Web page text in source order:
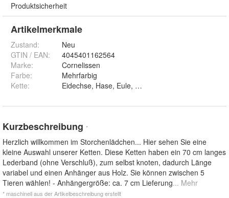
Produktsicherheit
Artikelmerkmale
Zustand:
Neu
GTIN / EAN:
4045401162564
Marke:
Cornelissen
Farbe:
Mehrfarbig
Kette:
Kurzbeschreibung *
Herzlich willkommen im Storchenlädchen... Hier sehen Sie eine
kleine Auswahl unserer Ketten. Diese Ketten haben ein 70 cm langes
Lederband (ohne Verschluß), zum selbst knoten, dadurch Länge
variabel und einen Anhänger aus Holz. Sie können zwischen 5
Tieren wählen! - Anhängergröße: ca. 7 cm Lieferung... Mehr
* maschinell aus der Artikelbeschreibung erstellt